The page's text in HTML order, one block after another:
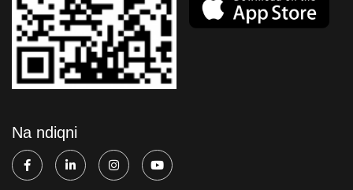
Na ndiqni